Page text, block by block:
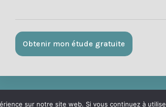
Obtenir mon étude gratuite
sur notre site web. Si vous continuez à